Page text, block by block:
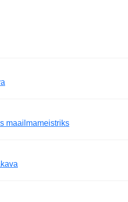
maailmameistriks